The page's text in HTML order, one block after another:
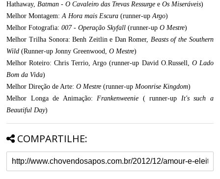
Hathaway,Batman - O Cavaleiro das Trevas RessurgeeOs Miseráveis)
Melhor Montagem:A Hora mais Escura(runner-upArgo)
Melhor Fotografia:007 - Operação Skyfall (runner-upO Mestre)
Melhor Trilha Sonora: Benh Zeitlin e Dan Romer, Beasts of the Southern
Wild(Runner-up Jonny Greenwood,O Mestre)
Melhor Roteiro: Chris Terrio, Argo (runner-up David O.Russell, O Lado
Bom da Vida)
Melhor Direção de Arte:O Mestre (runner-upMoonrise Kingdom)
Melhor Longa de Animação:Frankenweenie ( runner-up It's such a
Beautiful Day)
COMPARTILHE: